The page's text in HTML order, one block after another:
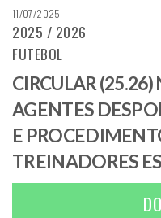
11/07/2025
2025 / 2026
FUTEBOL
CIRCULAR (25.26)
AGENTES
E
TREINADORES